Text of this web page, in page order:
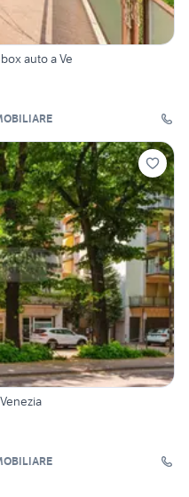
auto a Ve
IMMOBILIARE
IMMOBILIARE